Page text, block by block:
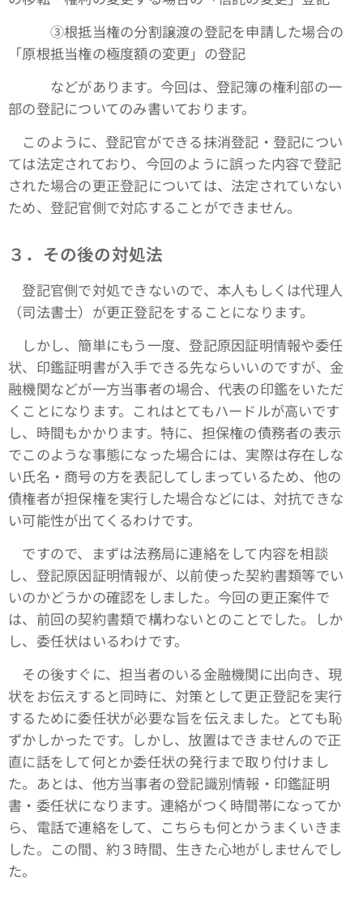
③根抵当権の分割譲渡の登記を申請した場合の
「原根抵当権の極度額の変更」の登記
などがあります。今回は、登記簿の権利部の一
部の登記についてのみ書いております。
このように、登記官ができる抹消登記・登記につい
ては法定されており、今回のように誤った内容で登記
された場合の更正登記については、法定されていない
ため、登記官側で対応することができません。
３．その後の対処法
登記官側で対処できないので、本人もしくは代理人
（司法書士）が更正登記をすることになります。
しかし、簡単にもう一度、登記原因証明情報や委任
状、印鑑証明書が入手できる先ならいいのですが、金
融機関などが一方当事者の場合、代表の印鑑をいただ
くことになります。これはとてもハードルが高いです
し、時間もかかります。特に、担保権の債務者の表示
でこのような事態になった場合には、実際は存在しな
い氏名・商号の方を表記してしまっているため、他の
債権者が担保権を実行した場合などには、対抗できな
い可能性が出てくるわけです。
ですので、まずは法務局に連絡をして内容を相談
し、登記原因証明情報が、以前使った契約書類等でい
いのかどうかの確認をしました。今回の更正案件で
は、前回の契約書類で構わないとのことでした。しか
し、委任状はいるわけです。
その後すぐに、担当者のいる金融機関に出向き、現
状をお伝えすると同時に、対策として更正登記を実行
するために委任状が必要な旨を伝えました。とても恥
ずかしかったです。しかし、放置はできませんので正
直に話をして何とか委任状の発行まで取り付けまし
た。あとは、他方当事者の登記識別情報・印鑑証明
書・委任状になります。連絡がつく時間帯になってか
ら、電話で連絡をして、こちらも何とかうまくいきま
した。この間、約３時間、生きた心地がしませんでし
た。